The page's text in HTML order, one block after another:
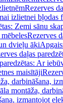
Rezerves
izlietnei bļodas
Zemi sānu
Rezerves
dvieļu āķi
daļas
Ar
maisītāji
darbināšana,
montāža,
izmantojot